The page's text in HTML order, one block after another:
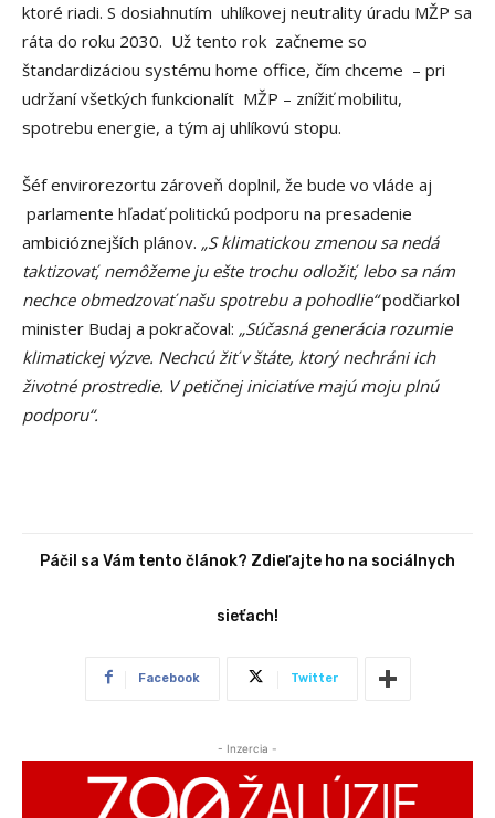
ktoré riadi. S dosiahnutím uhlíkovej neutrality úradu MŽP sa
ráta do roku 2030. Už tento rok začneme so
štandardizáciou systému home office, čím chceme – pri
udržaní všetkých funkcionalít MŽP – znížiť mobilitu,
spotrebu energie, a tým aj uhlíkovú stopu.
Šéf envirorezortu zároveň doplnil, že bude vo vláde aj
parlamente hľadať politickú podporu na presadenie
ambicióznejších plánov. „S klimatickou zmenou sa nedá
taktizovať, nemôžeme ju ešte trochu odložiť, lebo sa nám
nechce obmedzovať našu spotrebu a pohodlie“podčiarkol
minister Budaj a pokračoval: „Súčasná generácia rozumie
klimatickej výzve. Nechcú žiť v štáte, ktorý nechráni ich
životné prostredie. V petičnej iniciatíve majú moju plnú
podporu“.
Páčil sa Vám tento článok? Zdieľajte ho na sociálnych
sieťach!
Facebook Twitter
- Inzercia -